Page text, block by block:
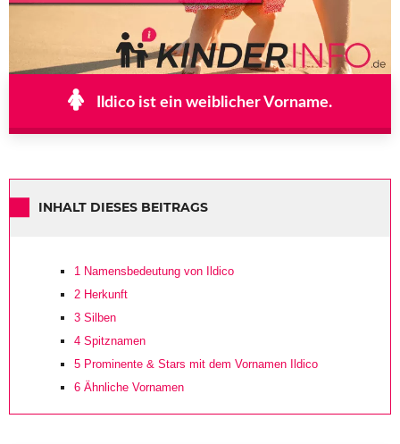
Ildico ist ein weiblicher Vorname.
INHALT DIESES BEITRAGS
1 Namensbedeutung von Ildico
2 Herkunft
3 Silben
4 Spitznamen
5 Prominente & Stars mit dem Vornamen Ildico
6 Ähnliche Vornamen